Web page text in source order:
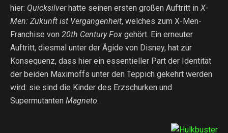
hier: Quicksilverhatte seinen ersten großen Auftritt in X-
Men: Zukunft ist Vergangenheit, welches zum X-Men-
Franchise von 20th Century Fox gehört. Ein erneuter
Auftritt, diesmal unter der Ägide von Disney, hat zur
Konsequenz, dass hier ein essentieller Part der Identität
der beiden Maximoffs unter den Teppich gekehrt werden
wird: sie sind die Kinder des Erzschurken und
Supermutanten Magneto.